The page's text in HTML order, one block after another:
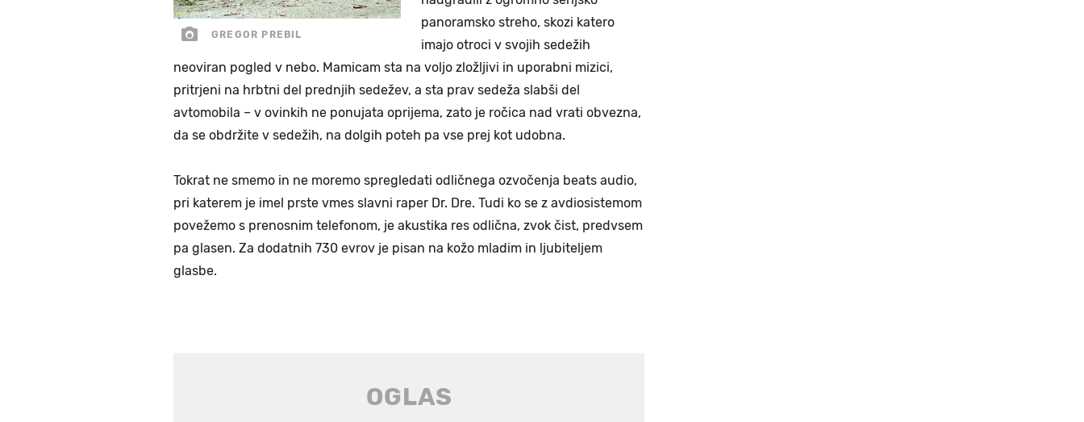
GREGOR PREBIL
panoramsko streho, skozi katero
imajo otroci v svojih sedežih
neoviran pogled v nebo. Mamicam sta na voljo zložljivi in uporabni mizici,
pritrjeni na hrbtni del prednjih sedežev, a sta prav sedeža slabši del
avtomobila – v ovinkih ne ponujata oprijema, zato je ročica nad vrati obvezna,
da se obdržite v sedežih, na dolgih poteh pa vse prej kot udobna.
Tokrat ne smemo in ne moremo spregledati odličnega ozvočenja beats audio,
pri katerem je imel prste vmes slavni raper Dr. Dre. Tudi ko se z avdiosistemom
povežemo s prenosnim telefonom, je akustika res odlična, zvok čist, predvsem
pa glasen. Za dodatnih 730 evrov je pisan na kožo mladim in ljubiteljem
glasbe.